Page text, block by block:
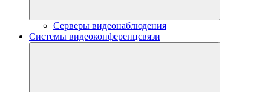
Серверы видеонаблюдения
Системы видеоконференцсвязи